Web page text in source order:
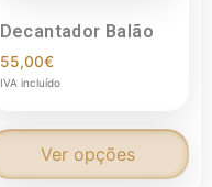
Decantador Balão
55,00€
IVA incluído
Ver opções